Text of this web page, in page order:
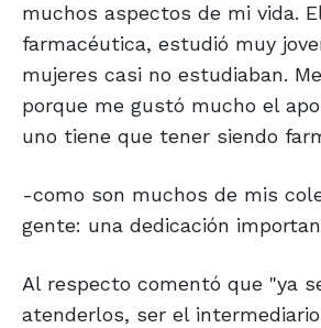
muchos aspectos de mi vida.
farmacéutica, estudió muy
mujeres casi no estudiaban.
porque me gustó mucho el
uno tiene que tener siendo
-como son muchos de mis
gente: una dedicación
Al respecto comentó que "ya
atenderlos, ser el